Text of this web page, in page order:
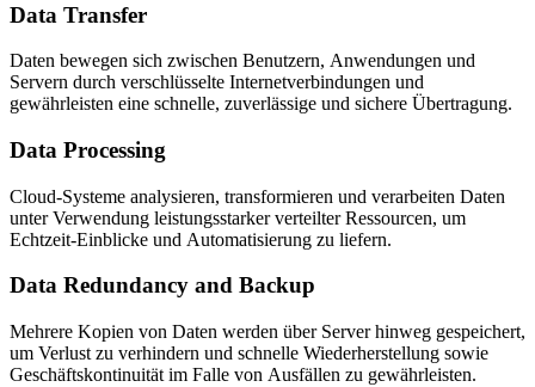
Data Transfer
Daten bewegen sich zwischen Benutzern, Anwendungen und
Servern durch verschlüsselte Internetverbindungen und
gewährleisten eine schnelle, zuverlässige und sichere Übertragung.
Data Processing
Cloud-Systeme analysieren, transformieren und verarbeiten Daten
unter Verwendung leistungsstarker verteilter Ressourcen, um
Echtzeit-Einblicke und Automatisierung zu liefern.
Data Redundancy and Backup
Mehrere Kopien von Daten werden über Server hinweg gespeichert,
um Verlust zu verhindern und schnelle Wiederherstellung sowie
Geschäftskontinuität im Falle von Ausfällen zu gewährleisten.